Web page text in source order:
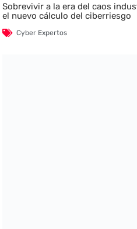
Sobrevivir a la era del caos
el nuevo cálculo del ciberriesgo
Cyber Expertos